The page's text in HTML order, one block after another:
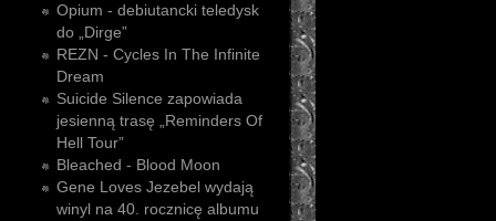
Opium - debiutancki teledysk
do „Dirge”
REZN - Cycles In The Infinite
Dream
Suicide Silence zapowiada
jesienną trasę „Reminders Of
Hell Tour”
Bleached - Blood Moon
Gene Loves Jezebel wydają
winyl na 40. rocznicę albumu